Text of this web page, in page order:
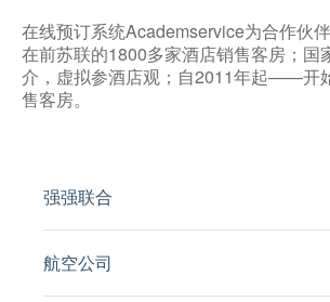
在线预订系统Academservice为合作伙
在前苏联的1800多家酒店销售客房；国
介，虚拟参酒店观；自2011年起——开
售客房。
强强联合
航空公司